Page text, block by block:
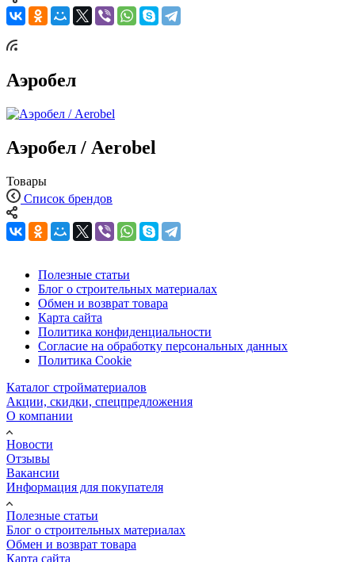
Аэробел
Аэробел / Aerobel
Товары
Список брендов
Полезные статьи
Блог о строительных материалах
Обмен и возврат товара
Карта сайта
Политика конфиденциальности
Согласие на обработку персональных данных
Политика Cookie
Каталог стройматериалов
Акции, скидки, спецпредложения
О компании
Новости
Отзывы
Вакансии
Информация для покупателя
Полезные статьи
Блог о строительных материалах
Обмен и возврат товара
Карта сайта